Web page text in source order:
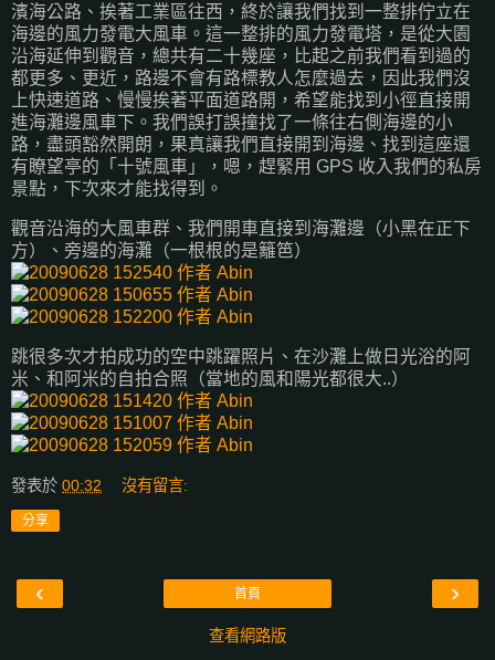
濱海公路、挨著工業區往西，終於讓我們找到一整排佇立在
海邊的風力發電大風車。這一整排的風力發電塔，是從大園
沿海延伸到觀音，總共有二十幾座，比起之前我們看到過的
都更多、更近，路邊不會有路標教人怎麼過去，因此我們沒
上快速道路、慢慢挨著平面道路開，希望能找到小徑直接開
進海灘邊風車下。我們誤打誤撞找了一條往右側海邊的小
路，盡頭豁然開朗，果真讓我們直接開到海邊、找到這座還
有瞭望亭的「十號風車」，嗯，趕緊用 GPS 收入我們的私房
景點，下次來才能找得到。
觀音沿海的大風車群、我們開車直接到海灘邊（小黑在正下
方）、旁邊的海灘（一根根的是籬笆）
跳很多次才拍成功的空中跳躍照片、在沙灘上做日光浴的阿
米、和阿米的自拍合照（當地的風和陽光都很大..）
發表於 00:32 沒有留言:
分享
‹ ›
首頁
查看網路版